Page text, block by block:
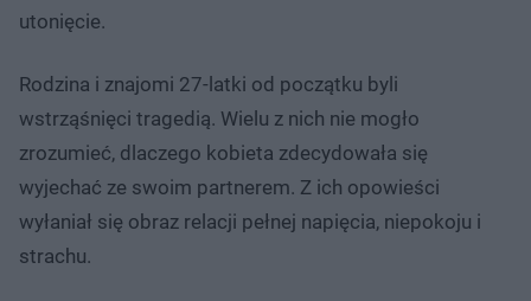
utonięcie.
Rodzina i znajomi 27-latki od początku byli
wstrząśnięci tragedią. Wielu z nich nie mogło
zrozumieć, dlaczego kobieta zdecydowała się
wyjechać ze swoim partnerem. Z ich opowieści
wyłaniał się obraz relacji pełnej napięcia, niepokoju i
strachu.